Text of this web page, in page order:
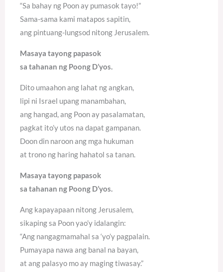
“Sa bahay ng Poon ay pumasok tayo!”
Sama-sama kami matapos sapitin,
ang pintuang-lungsod nitong Jerusalem.
Masaya tayong papasok
sa tahanan ng Poong D’yos.
Dito umaahon ang lahat ng angkan,
lipi ni Israel upang manambahan,
ang hangad, ang Poon ay pasalamatan,
pagkat ito’y utos na dapat gampanan.
Doon din naroon ang mga hukuman
at trono ng haring hahatol sa tanan.
Masaya tayong papasok
sa tahanan ng Poong D’yos.
Ang kapayapaan nitong Jerusalem,
sikaping sa Poon yao’y idalangin:
“Ang nangagmamahal sa ‘yo’y pagpalain.
Pumayapa nawa ang banal na bayan,
at ang palasyo mo ay maging tiwasay.”